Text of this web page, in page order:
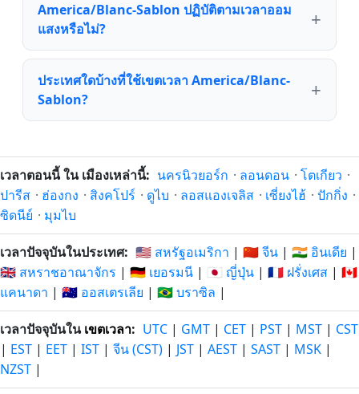
America/Blanc-Sablon ปฏิบัติตามเวลาออม
แสงหรือไม่?
ประเทศใดบ้างที่ใช้เขตเวลา America/Blanc-
Sablon?
เวลาตอนนี้ ใน เมืองเหล่านี้: นครนิวยอร์ก · ลอนดอน · โตเกียว ·
ปารีส · ฮ่องกง · สิงคโปร์ · ดูไบ · ลอสแองเจลิส · เซี่ยงไฮ้ · ปักกิ่ง ·
ซิดนีย์ · มุมไบ
เวลาปัจจุบันในประเทศ: 🇺🇸 สหรัฐอเมริกา | 🇨🇳 จีน | 🇮🇳 อินเดีย |
🇬🇧 สหราชอาณาจักร | 🇩🇪 เยอรมนี | 🇯🇵 ญี่ปุ่น | 🇫🇷 ฝรั่งเศส | 🇨🇦
แคนาดา | 🇦🇺 ออสเตรเลีย | 🇧🇷 บราซิล |
เวลาปัจจุบันในเขตเวลา: UTC | GMT | CET | PST | MST | CST
| EST | EET | IST | จีน (CST) | JST | AEST | SAST | MSK |
NZST |